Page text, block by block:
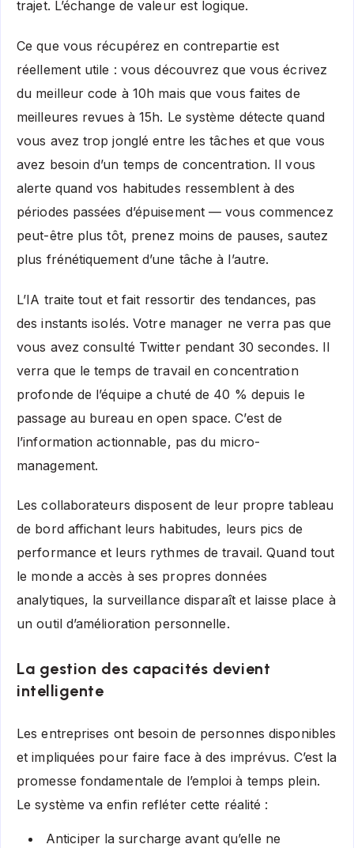
trajet. L’échange de valeur est logique.
Ce que vous récupérez en contrepartie est
réellement utile : vous découvrez que vous écrivez
du meilleur code à 10h mais que vous faites de
meilleures revues à 15h. Le système détecte quand
vous avez trop jonglé entre les tâches et que vous
avez besoin d’un temps de concentration. Il vous
alerte quand vos habitudes ressemblent à des
périodes passées d’épuisement — vous commencez
peut-être plus tôt, prenez moins de pauses, sautez
plus frénétiquement d’une tâche à l’autre.
L’IA traite tout et fait ressortir des tendances, pas
des instants isolés. Votre manager ne verra pas que
vous avez consulté Twitter pendant 30 secondes. Il
verra que le temps de travail en concentration
profonde de l’équipe a chuté de 40 % depuis le
passage au bureau en open space. C’est de
l’information actionnable, pas du micro-
management.
Les collaborateurs disposent de leur propre tableau
de bord affichant leurs habitudes, leurs pics de
performance et leurs rythmes de travail. Quand tout
le monde a accès à ses propres données
analytiques, la surveillance disparaît et laisse place à
un outil d’amélioration personnelle.
La gestion des capacités devient
intelligente
Les entreprises ont besoin de personnes disponibles
et impliquées pour faire face à des imprévus. C’est la
promesse fondamentale de l’emploi à temps plein.
Le système va enfin refléter cette réalité :
Anticiper la surcharge avant qu’elle ne